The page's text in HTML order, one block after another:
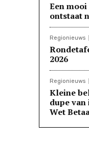
Een
ontstaat
Regionieuws
2026
Regionieuws
Kleine
dupe
Wet